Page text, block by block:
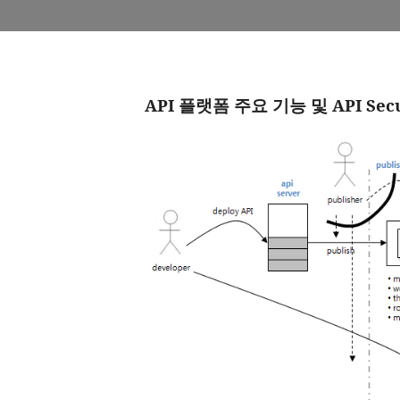
API 플랫폼 주요 기능 및 API